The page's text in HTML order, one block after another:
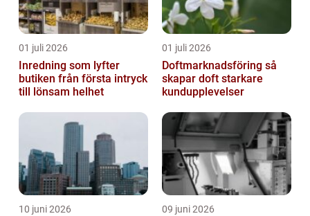
01 juli 2026
Inredning som lyfter
butiken från första intryck
till lönsam helhet
01 juli 2026
Doftmarknadsföring så
skapar doft starkare
kundupplevelser
10 juni 2026 09 juni 2026